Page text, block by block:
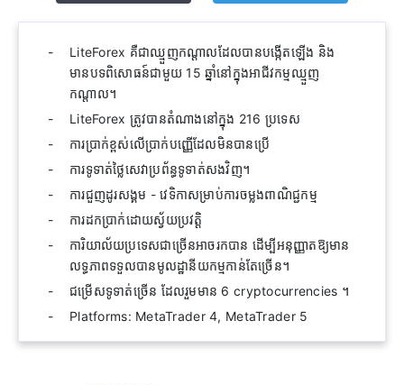
LiteForex គឺជាឈ្មួញកណ្តាលដែលបានបង្កើតឡើង និង
មានបទពិសោធន៍ជាមួយ 15 ឆ្នាំនៅក្នុងអាជីវកម្មឈ្មួញ
កណ្តាល។
LiteForex ត្រូវបានតំណាងនៅក្នុង 216 ប្រទេស
ការប្រាក់ខ្ពស់លើប្រាក់បញ្ញើដែលមិនបានប្រើ
ការទូទាត់ថ្លៃសេវាប្រព័ន្ធទូទាត់សងវិញ។
ការជួញដូរសង្គម - វេទិកាសម្រាប់ការចម្លងពាណិជ្ជកម្ម
ការដកប្រាក់ដោយស្វ័យប្រវត្តិ
ការិយាល័យប្រទេសជាច្រើនអាចរកបាន ដើម្បីអនុញ្ញាតឱ្យមាន
លទ្ធភាពទទួលបានមូលដ្ឋានីយកម្មកាន់តែច្រើន។
ជម្រើសទូទាត់ច្រើន ដែលរួមមាន 6 cryptocurrencies ។
Platforms: MetaTrader 4, MetaTrader 5